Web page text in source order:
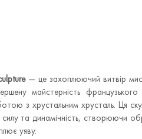
— це захоплюючий витвір
майстерність
з хрустальним хрусталь. Ця
силу та динамічність, створюючи
уяву.